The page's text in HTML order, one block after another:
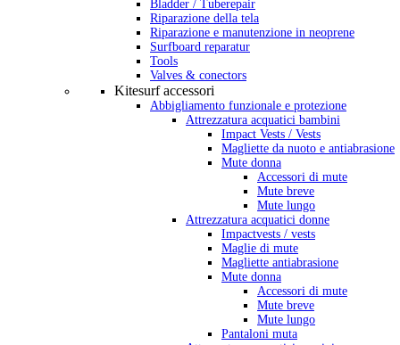
Bladder / Tuberepair
Riparazione della tela
Riparazione e manutenzione in neoprene
Surfboard reparatur
Tools
Valves & conectors
Kitesurf accessori
Abbigliamento funzionale e protezione
Attrezzatura acquatici bambini
Impact Vests / Vests
Magliette da nuoto e antiabrasione
Mute donna
Accessori di mute
Mute breve
Mute lungo
Attrezzatura acquatici donne
Impactvests / vests
Maglie di mute
Magliette antiabrasione
Mute donna
Accessori di mute
Mute breve
Mute lungo
Pantaloni muta